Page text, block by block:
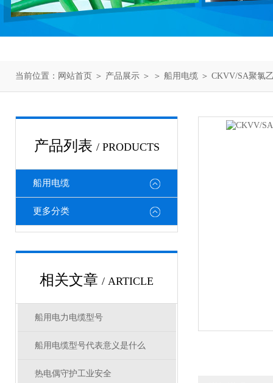
当前位置： 网站首页 ＞ 产品展示 ＞ ＞ 船用电缆 ＞ CKVV/SA聚氯
产品列表 / PRODUCTS
船用电缆
更多分类
相关文章 / ARTICLE
船用电力电缆型号
船用电缆型号代表意义是什么
热电偶守护工业安全